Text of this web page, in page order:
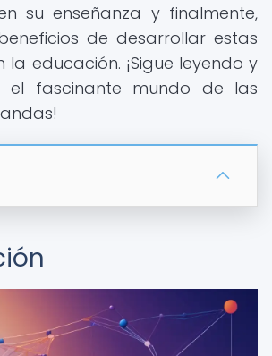
su enseñanza y finalmente,
de desarrollar estas
la educación. ¡Sigue leyendo y
el fascinante mundo de las